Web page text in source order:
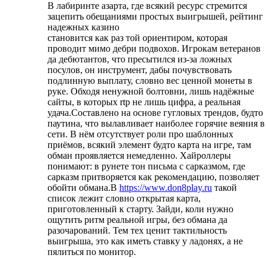
В лабиринте азарта, где всякий ресурс стремится
зацепить обещаниями простых выигрышей, рейтинг
надежных казино
становится как раз той ориентиром, которая
проводит мимо дебри подвохов. Игрокам ветеранов
да дебютантов, что пресытился из-за ложных
посулов, он инструмент, дабы почувствовать
подлинную выплату, словно вес ценной монеты в
руке. Обходя ненужной болтовни, лишь надёжные
сайты, в которых rtp не лишь цифра, а реальная
удача.Составлено на основе гугловых трендов, будто
паутина, что вылавливает наиболее горячие веяния в
сети. В нём отсутствует роли про шаблонных
приёмов, всякий элемент будто карта на игре, там
обман проявляется немедленно. Хайроллеры
понимают: в рунете тон письма с сарказмом, где
сарказм притворяется как рекомендацию, позволяет
обойти обмана.В https://www.don8play.ru такой
список лежит словно открытая карта,
приготовленный к старту. Зайди, коли нужно
ощутить ритм реальной игры, без обмана да
разочарований. Тем тех ценит тактильность
выигрыша, это как иметь ставку у ладонях, а не
пялиться по монитор.